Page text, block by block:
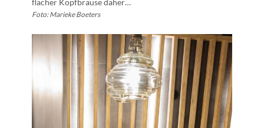
flacher Kopfbrause daher…
Foto: Marieke Boeters